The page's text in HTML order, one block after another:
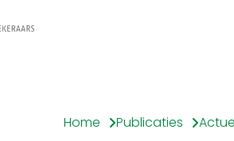
Home Publicaties